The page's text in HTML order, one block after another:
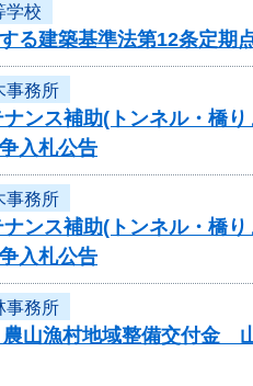
学校
る建築基準法第12条定期
事務所
ナンス補助(トンネル・橋
入札公告
事務所
ナンス補助(トンネル・橋
入札公告
事務所
山漁村地域整備交付金